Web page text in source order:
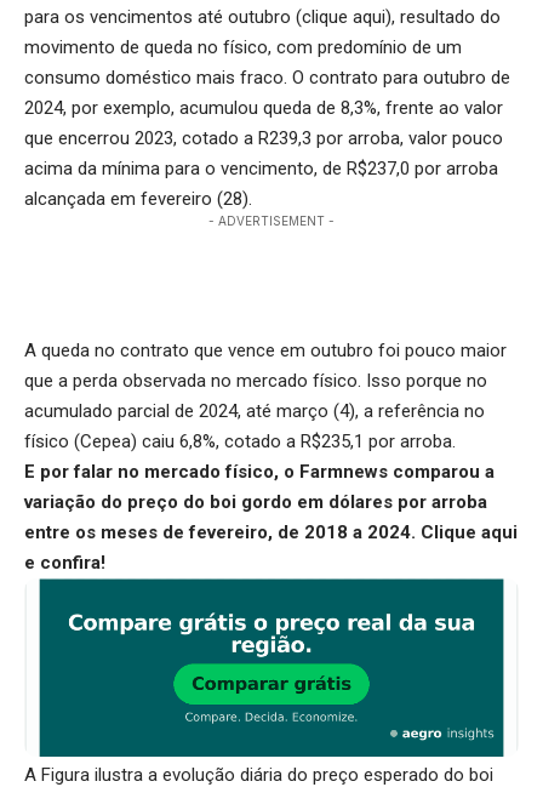
para os vencimentos até outubro (clique aqui), resultado do
movimento de queda no físico, com predomínio de um
consumo doméstico mais fraco. O contrato para outubro de
2024, por exemplo, acumulou queda de 8,3%, frente ao valor
que encerrou 2023, cotado a R239,3 por arroba, valor pouco
acima da mínima para o vencimento, de R$237,0 por arroba
alcançada em fevereiro (28).
- ADVERTISEMENT -
A queda no contrato que vence em outubro foi pouco maior
que a perda observada no mercado físico. Isso porque no
acumulado parcial de 2024, até março (4), a referência no
físico (Cepea) caiu 6,8%, cotado a R$235,1 por arroba.
E por falar no mercado físico, o Farmnews comparou a
variação do preço do boi gordo em dólares por arroba
entre os meses de fevereiro, de 2018 a 2024. Clique aqui
e confira!
A Figura ilustra a evolução diária do preço esperado do boi